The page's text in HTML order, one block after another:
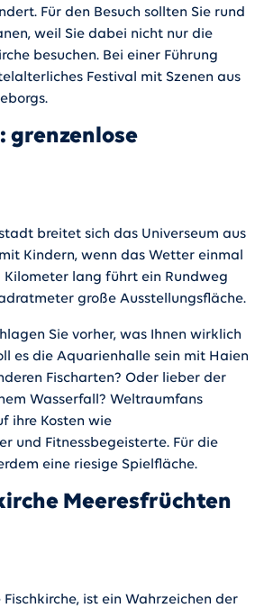
Für den Besuch sollten Sie rund
weil Sie dabei nicht nur die
besuchen. Bei einer Führung
Festival mit Szenen aus
grenzenlose
breitet sich das Universeum aus
Kindern, wenn das Wetter einmal
Kilometer lang führt ein Rundweg
große Ausstellungsfläche.
Sie vorher, was Ihnen wirklich
es die Aquarienhalle sein mit Haien
Fischarten? Oder lieber der
Wasserfall? Weltraumfans
ihre Kosten wie
und Fitnessbegeisterte. Für die
eine riesige Spielfläche.
Meeresfrüchten
Fischkirche, ist ein Wahrzeichen der